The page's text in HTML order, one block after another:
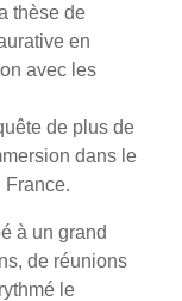
thèse de
en
avec les
de plus de
dans le
France.
à un grand
de réunions
le